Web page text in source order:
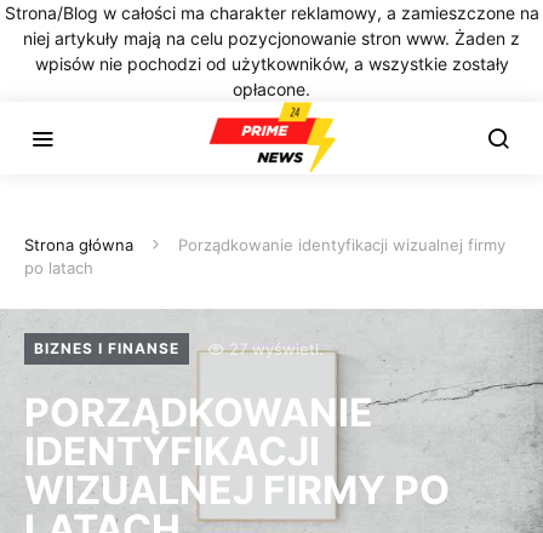
Strona/Blog w całości ma charakter reklamowy, a zamieszczone na
niej artykuły mają na celu pozycjonowanie stron www. Żaden z
wpisów nie pochodzi od użytkowników, a wszystkie zostały
opłacone.
Strona główna
Porządkowanie identyfikacji wizualnej firmy
po latach
BIZNES I FINANSE 27 wyświetl.
PORZĄDKOWANIE
IDENTYFIKACJI
WIZUALNEJ FIRMY PO